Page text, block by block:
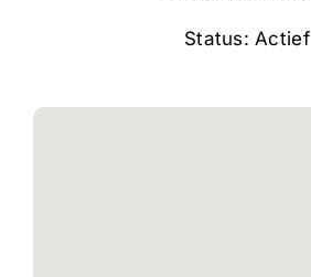
Status: Actief